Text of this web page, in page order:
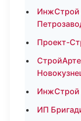
Проект-
ИнжСтрой
ИП